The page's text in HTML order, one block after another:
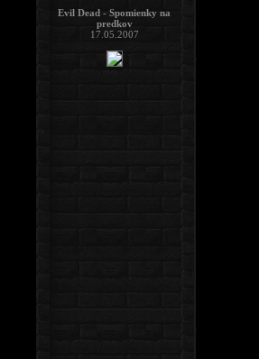
Evil Dead - Spomienky na
predkov
17.05.2007